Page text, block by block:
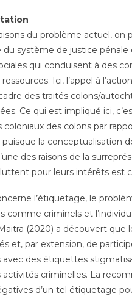
du problème actuel,
du système de justice
qui conduisent à des
Ici, l’appel à
des traités colons/
Ce qui est impliqué ici,
coloniaux des colons par
la
des raisons de la
pour leurs intérêts est
l’étiquetage, le
criminels et
(2020) a découvert
et, par extension, de
des étiquettes
criminelles. La
d’un tel étiquetage